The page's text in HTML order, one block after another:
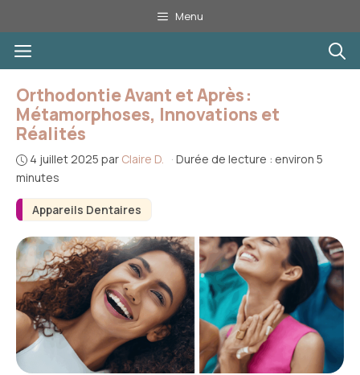
au
contenu
Menu
Menu
Appareils Dentaires
Orthodontie Avant et Après :
Métamorphoses, Innovations et
Réalités
4 juillet 2025 par Claire D. · Durée de lecture : environ 5
minutes